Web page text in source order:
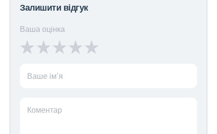
Залишити відгук
Ваша оцінка
Ваше ім’я
Коментар